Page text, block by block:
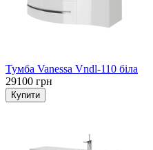
Тумба Vanessa Vndl-110 біла
29100 грн